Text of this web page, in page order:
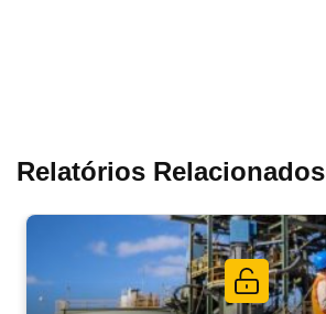
Relatórios Relacionados